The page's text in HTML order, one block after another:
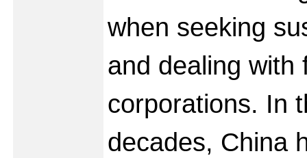
when seeking
and dealing with
corporations. In
decades, China